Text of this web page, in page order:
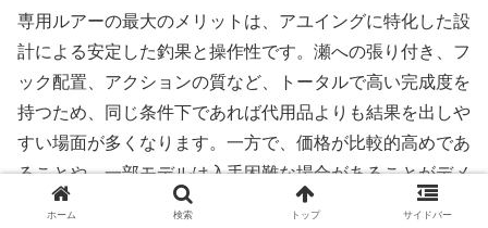
専用ルアーの最大のメリットは、アユイングに特化した設
計による安定した釣果と操作性です。瀬への張り付き、フ
ック配置、アクションの質など、トータルで高い完成度を
持つため、同じ条件下であれば代用品よりも結果を出しや
すい場面が多くなります。一方で、価格が比較的高めであ
ることや、一部モデルは入手困難な場合があることがデメ
リットと言えます。
ホーム 検索 トップ サイドバー